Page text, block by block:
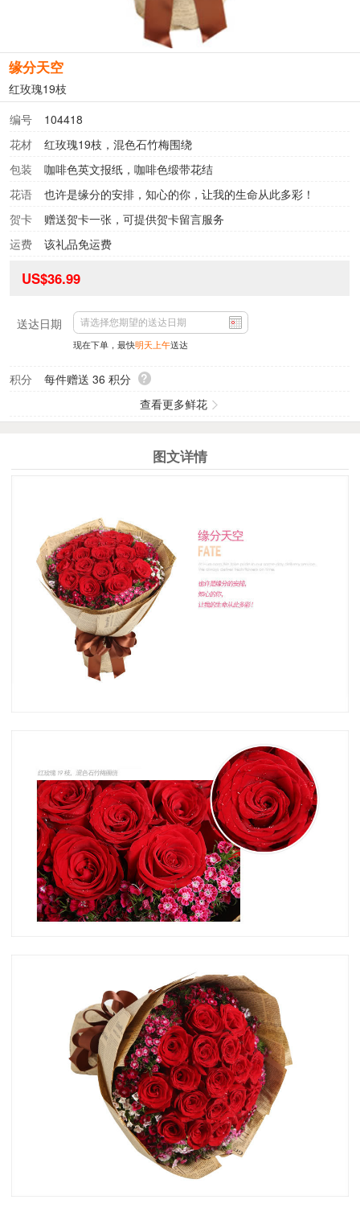
缘分天空
红玫瑰19枝
编号
104418
花材
红玫瑰19枝，混色石竹梅围绕
包装
咖啡色英文报纸，咖啡色缎带花结
花语
也许是缘分的安排，知心的你，让我的生命从此多彩！
贺卡
赠送贺卡一张，可提供贺卡留言服务
运费
该礼品免运费
US$36.99
送达日期
现在下单，最快明天上午送达
积分 每件赠送36 积分
?
查看更多鲜花
图文详情